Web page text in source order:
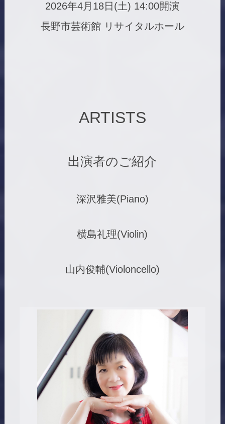
2026年4月18日(土) 14:00開演
長野市芸術館 リサイタルホール
ARTISTS
出演者のご紹介
深沢雅美(Piano)
横島礼理(Violin)
山内俊輔(Violoncello)